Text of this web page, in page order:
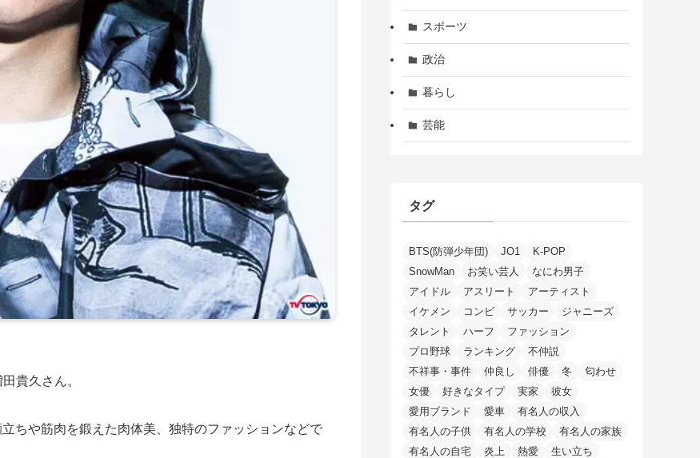
貴久さん。
ちや筋肉を鍛えた肉体美、独特のファッションなどで
スポーツ
政治
暮らし
芸能
タグ
BTS(防弾少年団) JO1
K-POP
SnowMan
お笑い芸人
なにわ男子
アイドル
アスリート
アーティスト
イケメン
コンビ サッカー
ジャニーズ
タレント
ハーフ
ファッション
プロ野球
ランキング
不仲説
不祥事・事件
仲良し 俳優 冬
匂わせ
女優
好きなタイプ 実家
彼女
愛用ブランド
愛車
有名人の収入
有名人の子供
有名人の学校
有名人の家族
有名人の自宅
炎上 熱愛
生い立ち